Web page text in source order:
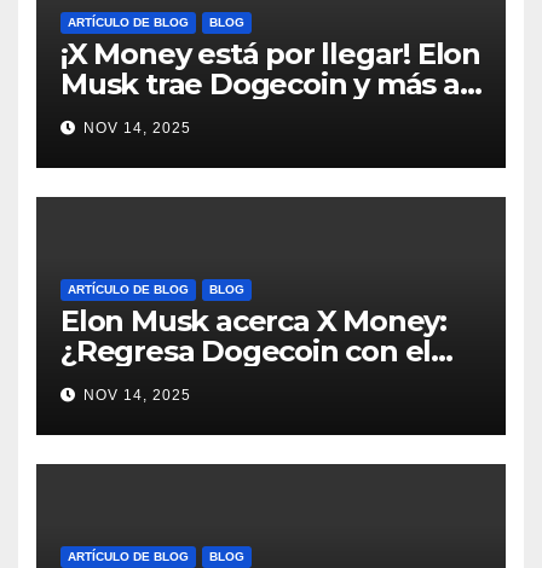
ARTÍCULO DE BLOG BLOG
¡X Money está por llegar! Elon
Musk trae Dogecoin y más al
mundo de pagos #Crypto
#Dogecoin
NOV 14, 2025
ARTÍCULO DE BLOG BLOG
Elon Musk acerca X Money:
¿Regresa Dogecoin con el
nuevo pago nativo? #Cripto
#Dogecoin
NOV 14, 2025
ARTÍCULO DE BLOG BLOG